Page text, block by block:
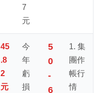
7
元
45
.8
2
元
今
年
虧
損
5
0
-
6
1. 集
團作
帳行
情